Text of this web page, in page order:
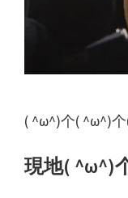
( ^ω^)个( ^ω^)
現地( ^ω^)